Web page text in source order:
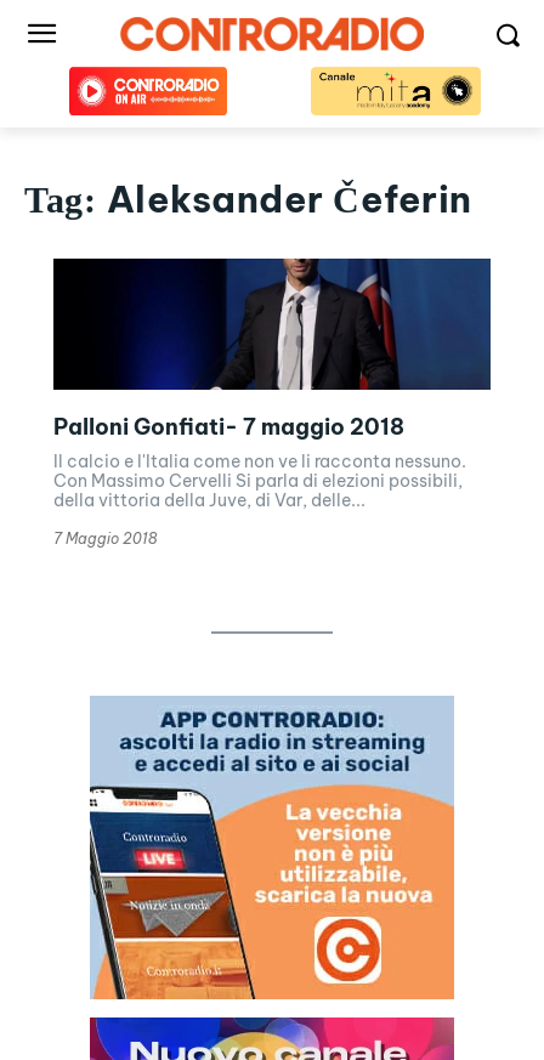
Tag: Aleksander Čeferin
Palloni Gonfiati- 7 maggio 2018
Il calcio e l'Italia come non ve li racconta nessuno.
Con Massimo Cervelli Si parla di elezioni possibili,
della vittoria della Juve, di Var, delle...
7 Maggio 2018